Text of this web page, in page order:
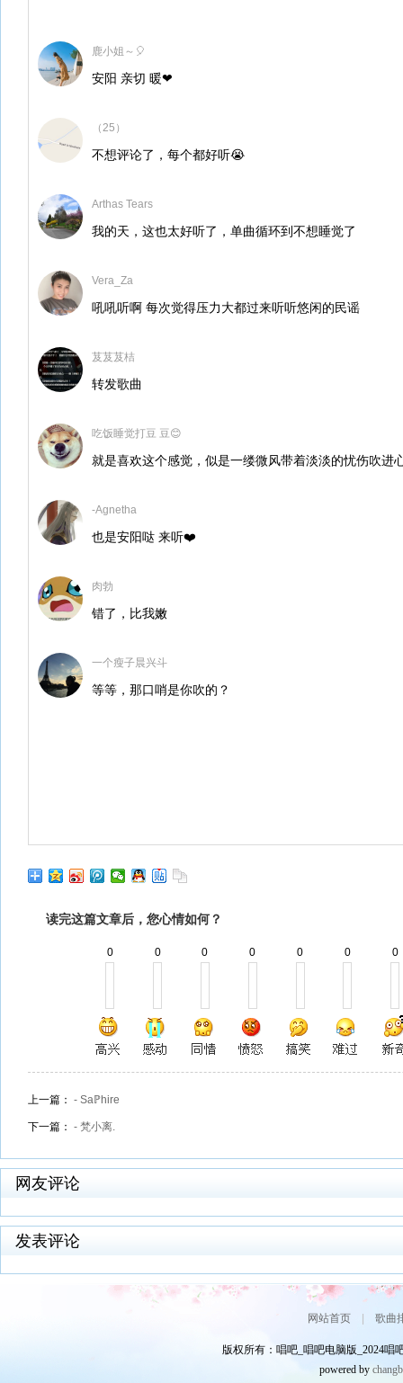
鹿小姐～🎈
安阳 亲切 暖❤
（25）
不想评论了，每个都好听😭
Arthas Tears
我的天，这也太好听了，单曲循环到不想睡觉了
Vera_Za
吼吼听啊 每次觉得压力大都过来听听悠闲的民谣
芨芨芨桔
转发歌曲
吃饭睡觉打豆 豆😊
就是喜欢这个感觉，似是一缕微风带着淡淡的忧伤吹进
-Agnetha
也是安阳哒 来听❤️
肉勃
错了，比我嫩
一个瘦子晨兴斗
等等，那口哨是你吹的？
读完这篇文章后，您心情如何？
0 0 0 0 0 0 0
上一篇： - Saℙhire
下一篇： - 梵小离.
网友评论
发表评论
网站首页| 歌曲
版权所有：唱吧_唱吧电脑版_2024唱
powered by